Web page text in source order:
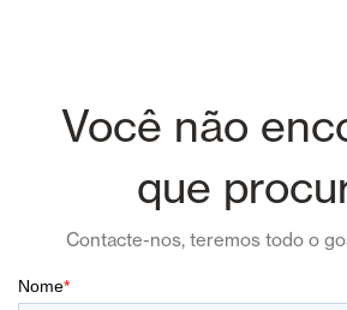
Você não
que
Contacte-nos, teremos todo o